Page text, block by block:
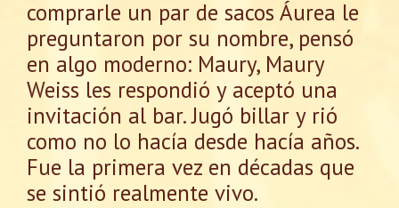
comprarle un par de sacos Áurea le
preguntaron por su nombre, pensó
en algo moderno: Maury, Maury
Weiss les respondió y aceptó una
invitación al bar. Jugó billar y rió
como no lo hacía desde hacía años.
Fue la primera vez en décadas que
se sintió realmente vivo.